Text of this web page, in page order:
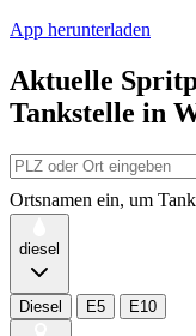
App herunterladen
Aktuelle
Tankstelle in
Ortsnamen ein, um
diesel
Diesel E5 E10